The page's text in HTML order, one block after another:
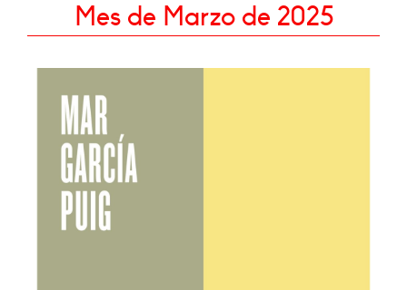
Mes de Marzo de 2025